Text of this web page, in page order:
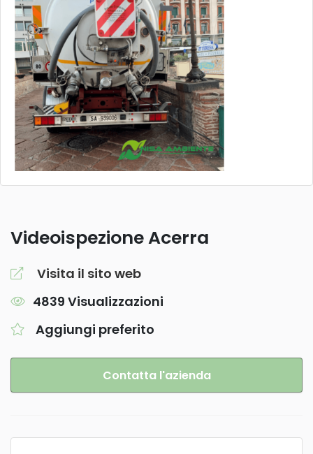
Videoispezione Acerra
Visita il sito web
4839 Visualizzazioni
Aggiungi preferito
Contatta l'azienda